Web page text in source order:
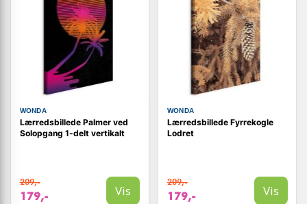
WONDA
Lærredsbillede Palmer ved
Solopgang 1-delt vertikalt
209,-
179,- Vis
WONDA
Lærredsbillede Fyrrekogle
Lodret
209,-
179,- Vis